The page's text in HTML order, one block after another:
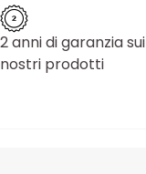
2 anni di garanzia sui
nostri prodotti